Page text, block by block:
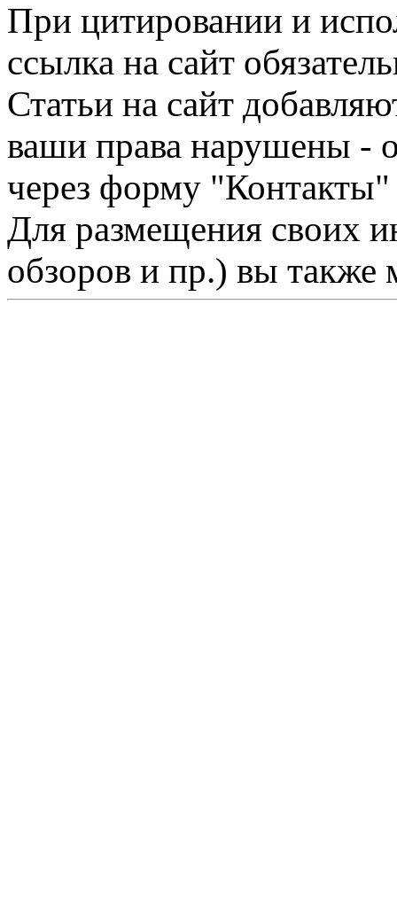
При цитировании и
ссылка на сайт
Статьи на сайт
ваши права нарушены -
через форму "Контакты"
Для размещения своих
обзоров и пр.) вы также